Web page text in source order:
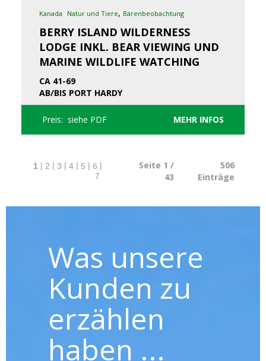
Kanada Natur und Tiere, Bärenbeobachtung
BERRY ISLAND WILDERNESS
LODGE INKL. BEAR VIEWING UND
MARINE WILDLIFE WATCHING
CA 41-69
AB/BIS PORT HARDY
Preis: siehe PDF MEHR INFOS
1 | 2 |3 |4 | 5 |6 |
7
Seite 1 /
43
506
Einträge
Was unsere
Kunden zu
erzählen
haben ...